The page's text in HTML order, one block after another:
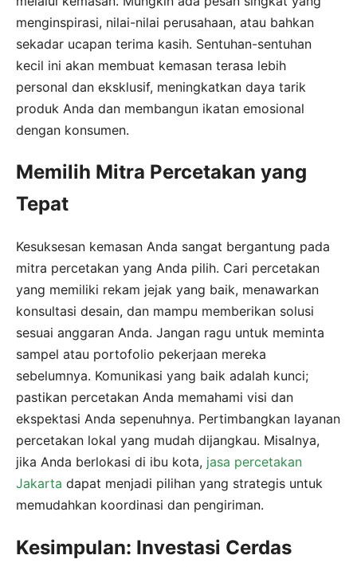
menginspirasi, nilai-nilai perusahaan, atau bahkan
sekadar ucapan terima kasih. Sentuhan-sentuhan
kecil ini akan membuat kemasan terasa lebih
personal dan eksklusif, meningkatkan daya tarik
produk Anda dan membangun ikatan emosional
dengan konsumen.
Memilih Mitra Percetakan yang
Tepat
Kesuksesan kemasan Anda sangat bergantung pada
mitra percetakan yang Anda pilih. Cari percetakan
yang memiliki rekam jejak yang baik, menawarkan
konsultasi desain, dan mampu memberikan solusi
sesuai anggaran Anda. Jangan ragu untuk meminta
sampel atau portofolio pekerjaan mereka
sebelumnya. Komunikasi yang baik adalah kunci;
pastikan percetakan Anda memahami visi dan
ekspektasi Anda sepenuhnya. Pertimbangkan layanan
percetakan lokal yang mudah dijangkau. Misalnya,
jika Anda berlokasi di ibu kota, jasa percetakan
Jakarta dapat menjadi pilihan yang strategis untuk
memudahkan koordinasi dan pengiriman.
Kesimpulan: Investasi Cerdas